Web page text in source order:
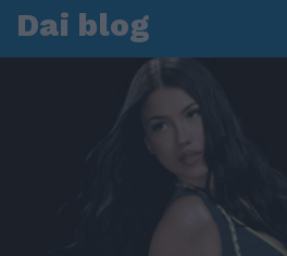
Dai blog